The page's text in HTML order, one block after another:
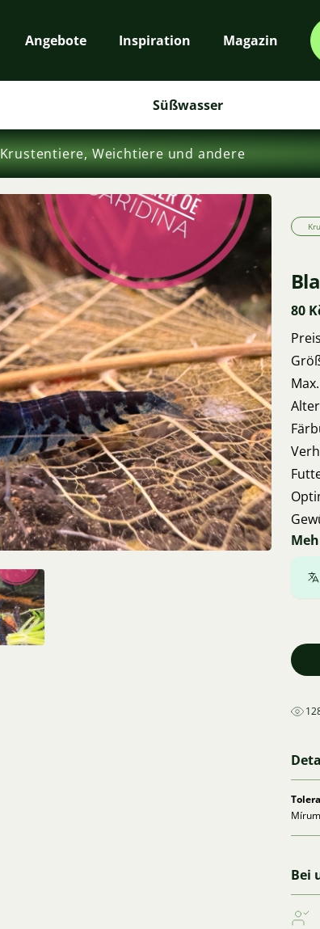
Angebote Inspiration Magazin
Süßwasser
Krustentiere, Weichtiere und andere
80
Bei